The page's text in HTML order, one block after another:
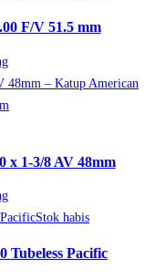
F/V 51.5 mm
x 1-3/8 AV 48mm
Stok habis
Tubeless Pacific